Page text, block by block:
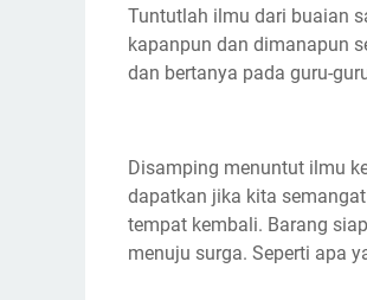
Tuntutlah ilmu dari buaian
kapanpun dan dimanapun
dan bertanya pada guru-
Disamping menuntut ilmu
dapatkan jika kita
tempat kembali. Barang
menuju surga. Seperti apa